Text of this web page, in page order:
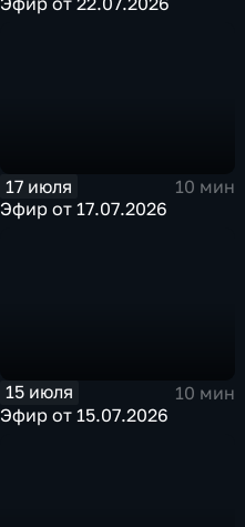
17 июля
10 мин
Эфир от 17.07.2026
15 июля
10 мин
Эфир от 15.07.2026